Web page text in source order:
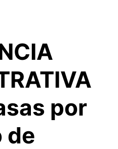
por
de